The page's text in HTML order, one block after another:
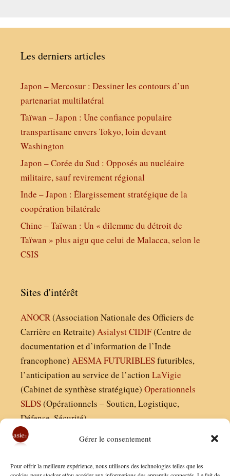
Gérer le consentement
Pour offrir la meilleure expérience, nous utilisons des technologies telles que les
Les derniers articles
Japon – Mercosur : Dessiner les contours d’un
partenariat multilatéral
Taïwan – Japon : Une confiance populaire
transpartisane envers Tokyo, loin devant
Washington
Japon – Corée du Sud : Opposés au nucléaire
militaire, sauf revirement régional
Inde – Japon : Élargissement stratégique de la
coopération bilatérale
Chine – Taïwan : Un « dilemme du détroit de
Taïwan » plus aigu que celui de Malacca, selon le
CSIS
Sites d'intérêt
ANOCR(Association Nationale des Officiers de
Carrière en Retraite) AsialystCIDIF(Centre de
documentation et d’information de l’Inde
francophone) AESMAFUTURIBLESfuturibles,
l’anticipation au service de l’action LaVigie
(Cabinet de synthèse stratégique) Operationnels
SLDS(Opérationnels – Soutien, Logistique,
Défense, Sécurité)
Finaldées EURL